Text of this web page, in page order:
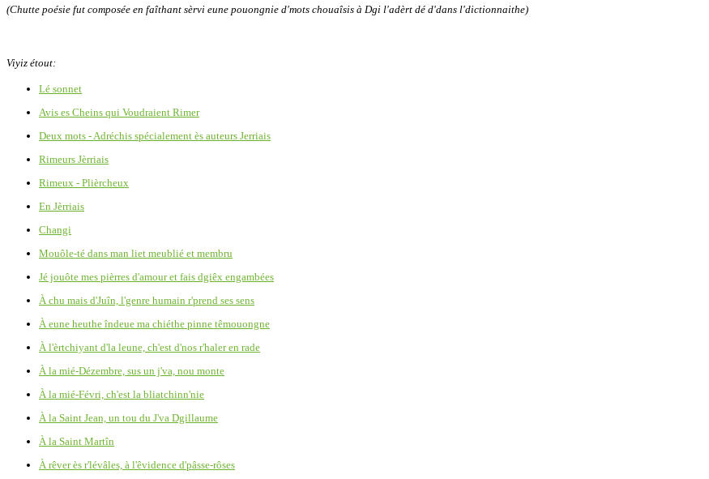
(Chutte poésie fut composée en faîthant sèrvi eune pouongnie d'mots chouaîsis à Dgi l'adèrt dé d'dans l'dictionnaithe)
Viyiz étout:
Lé sonnet
Avis es Cheins qui Voudraient Rimer
Deux mots - Adréchis spécialement ès auteurs Jerriais
Rimeurs Jèrriais
Rimeux - Plièrcheux
En Jèrriais
Changi
Mouôle-té dans man liet meublié et membru
Jé jouôte mes pièrres d'amour et fais dgiêx engambées
À chu mais d'Juîn, l'genre humain r'prend ses sens
À eune heuthe îndeue ma chiéthe pinne têmouongne
À l'èrtchiyant d'la leune, ch'est d'nos r'haler en rade
À la mié-Dézembre, sus un j'va, nou monte
À la mié-Févri, ch'est la bliatchinn'nie
À la Saint Jean, un tou du J'va Dgillaume
À la Saint Martîn
À rêver ès r'lévâles, à l'êvidence d'pâsse-rôses